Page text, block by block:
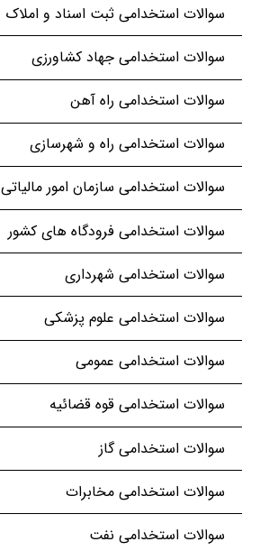
سوالات استخدامی ثبت اسناد و املاک
سوالات استخدامی جهاد کشاورزی
سوالات استخدامی راه آهن
سوالات استخدامی راه و شهرسازی
سوالات استخدامی سازمان امور مالیاتی
سوالات استخدامی فرودگاه های کشور
سوالات استخدامی شهرداری
سوالات استخدامی علوم پزشکی
سوالات استخدامی عمومی
سوالات استخدامی قوه قضائیه
سوالات استخدامی گاز
سوالات استخدامی مخابرات
سوالات استخدامی نفت